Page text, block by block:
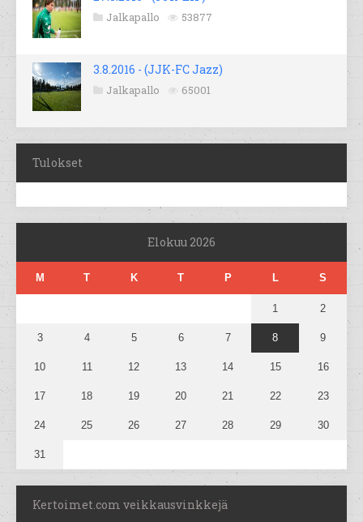
Jalkapallo 53877
3.8.2016 - (JJK-FC Jazz)
Jalkapallo 65001
Tulokset
Elokuu 2026
M T K T P L S
1 2
3 4 5 6 7 8 9
10 11 12 13 14 15 16
17 18 19 20 21 22 23
24 25 26 27 28 29 30
31
Kertoimet.com veikkausvinkkejä